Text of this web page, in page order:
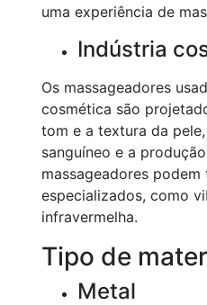
uma experiência de
Indústria
Os massageadores
cosmética são
tom e a textura da
sanguíneo e a
massageadores podem
especializados, como
infravermelha.
Tipo de
Metal